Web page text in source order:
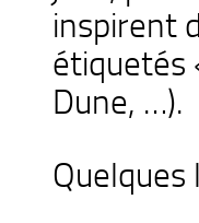
inspirent
étiquetés
Dune, …).
Quelques